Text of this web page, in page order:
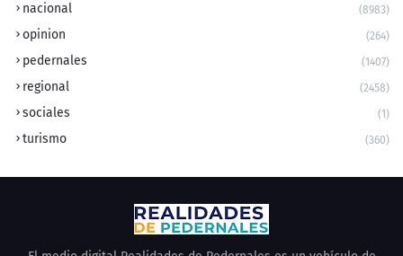
nacional (8983)
opinion (264)
pedernales (1407)
regional (2458)
sociales (1)
turismo (360)